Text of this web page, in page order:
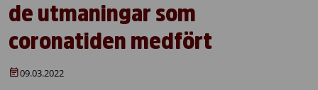
de utmaningar som
coronatiden medfört
09.03.2022